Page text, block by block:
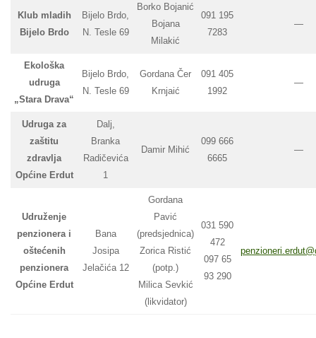
Klub mladih
Bijelo Brdo
Bijelo Brdo,
N. Tesle 69
Borko Bojanić
Bojana
Milakić
091 195
7283
—
Ekološka
udruga
„Stara Drava“
Bijelo Brdo,
N. Tesle 69
Gordana Čer
Krnjaić
091 405
1992
—
Udruga za
zaštitu
zdravlja
Općine Erdut
Dalj,
Branka
Radičevića
1
Damir Mihić
099 666
6665
—
Udruženje
penzionera i
oštećenih
penzionera
Općine Erdut
Bana
Josipa
Jelačića 12
Gordana
Pavić
(predsjednica)
Zorica Ristić
(potp.)
Milica Sevkić
(likvidator)
031 590
472
097 65
93 290